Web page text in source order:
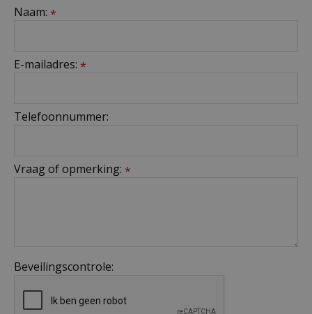
Naam: *
E-mailadres: *
Telefoonnummer:
Vraag of opmerking: *
Beveilingscontrole: